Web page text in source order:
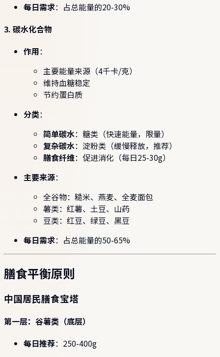
每日需求：占总能量的20-30%
3. 碳水化合物
作用：
主要能量来源（4千卡/克）
维持血糖稳定
节约蛋白质
分类：
简单碳水：糖类（快速能量，限量）
复杂碳水：淀粉类（缓慢释放，推荐）
膳食纤维：促进消化（每日25-30g）
主要来源：
全谷物：糙米、燕麦、全麦面包
薯类：红薯、土豆、山药
豆类：红豆、绿豆、黑豆
每日需求：占总能量的50-65%
膳食平衡原则
中国居民膳食宝塔
第一层：谷薯类（底层）
每日推荐：250-400g